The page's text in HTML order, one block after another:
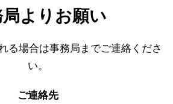
よりお願い
る場合は事務局までご連絡くださ
い。
ご連絡先